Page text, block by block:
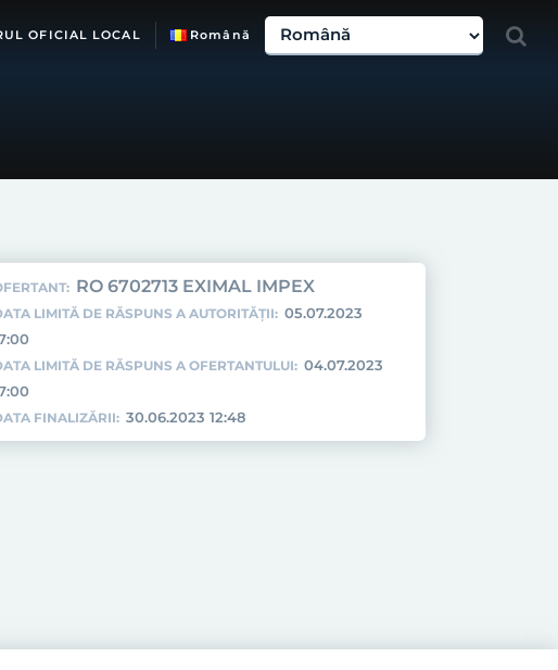
OFICIAL LOCAL Română
RO 6702713 EXIMAL IMPEX
LIMITĂ DE RĂSPUNS A AUTORITĂȚII: 05.07.2023
LIMITĂ DE RĂSPUNS A OFERTANTULUI: 04.07.2023
FINALIZĂRII: 30.06.2023 12:48